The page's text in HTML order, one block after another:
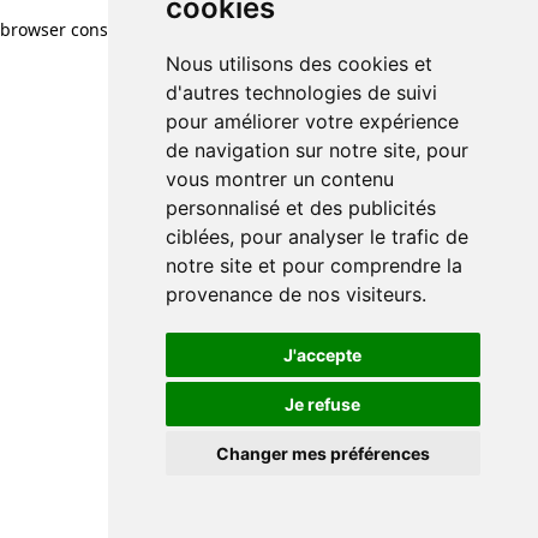
cookies
Nous utilisons des cookies et
d'autres technologies de suivi
pour améliorer votre expérience
de navigation sur notre site, pour
vous montrer un contenu
personnalisé et des publicités
ciblées, pour analyser le trafic de
notre site et pour comprendre la
provenance de nos visiteurs.
J'accepte
Je refuse
Changer mes préférences
browser console for more information)